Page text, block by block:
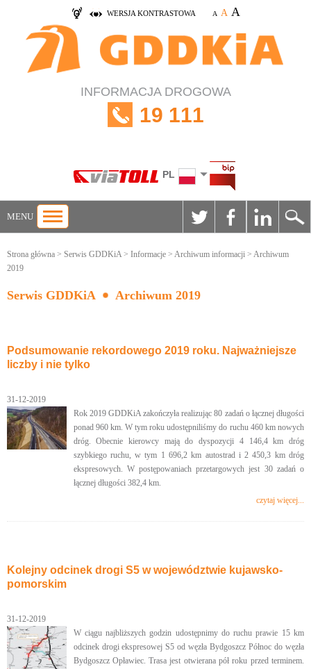
WERSJA KONTRASTOWA A A A
INFORMACJA DROGOWA
19 111
PL
MENU
Strona główna > Serwis GDDKiA> Informacje > Archiwum informacji > Archiwum
2019
Serwis GDDKiA Archiwum 2019
Podsumowanie rekordowego 2019 roku. Najważniejsze
liczby i nie tylko
31-12-2019
Rok 2019 GDDKiA zakończyła realizując 80 zadań o łącznej długości
ponad 960 km. W tym roku udostępniliśmy do ruchu 460 km nowych
dróg. Obecnie kierowcy mają do dyspozycji 4 146,4 km dróg
szybkiego ruchu, w tym 1 696,2 km autostrad i 2 450,3 km dróg
ekspresowych. W postępowaniach przetargowych jest 30 zadań o
łącznej długości 382,4 km.
czytaj więcej...
Kolejny odcinek drogi S5 w województwie kujawsko-
pomorskim
31-12-2019
W ciągu najbliższych godzin udostępnimy do ruchu prawie 15 km
odcinek drogi ekspresowej S5 od węzła Bydgoszcz Północ do węzła
Bydgoszcz Opławiec. Trasa jest otwierana pół roku przed terminem.